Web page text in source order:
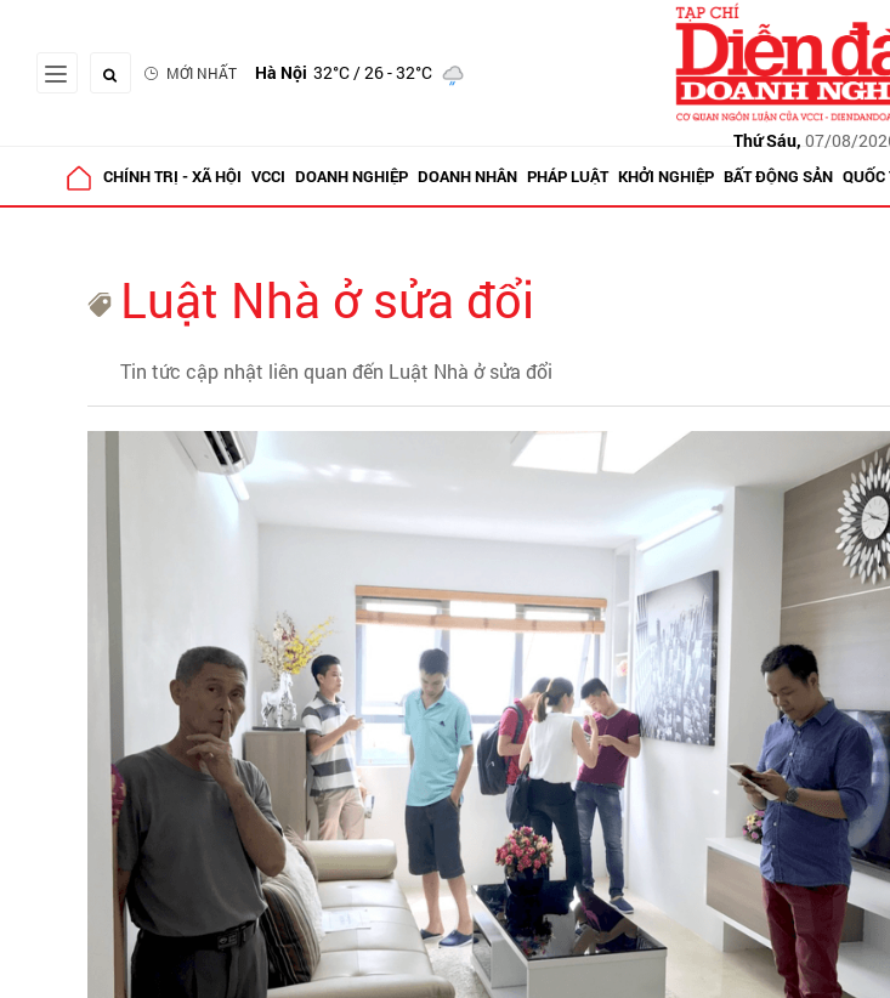
MỚI NHẤT Hà Nội 32°C/ 26 - 32°C
Thứ Sáu, 07/08/
CHÍNH TRỊ - XÃ HỘI VCCI DOANH NGHIỆP DOANH NHÂN PHÁP LUẬT KHỞI NGHIỆP BẤT ĐỘNG SẢN QUỐC
Luật Nhà ở sửa đổi
Tin tức cập nhật liên quan đến Luật Nhà ở sửa đổi